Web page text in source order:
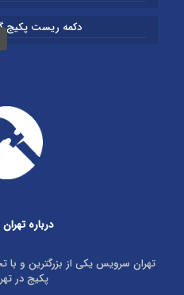
دکمه ریست پکیج
درباره
تهران سرویس یکی از بزرگترین و با
پکیج در